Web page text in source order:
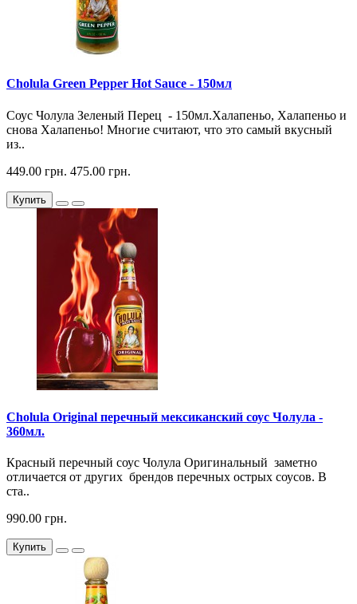
Cholula Green Pepper Hot Sauce - 150мл
Соус Чолула Зеленый Перец - 150мл.Халапеньо, Халапеньо и
снова Халапеньо! Многие считают, что это самый вкусный
из..
449.00 грн. 475.00 грн.
Купить
Cholula Original перечный мексиканский соус Чолула -
360мл.
Красный перечный соус Чолула Оригинальный заметно
отличается от других брендов перечных острых соусов. В
ста..
990.00 грн.
Купить